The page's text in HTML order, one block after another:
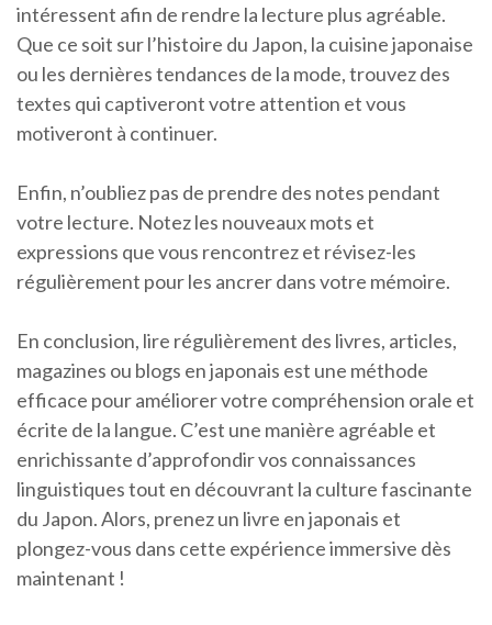
intéressent afin de rendre la lecture plus agréable.
Que ce soit sur l’histoire du Japon, la cuisine japonaise
ou les dernières tendances de la mode, trouvez des
textes qui captiveront votre attention et vous
motiveront à continuer.
Enfin, n’oubliez pas de prendre des notes pendant
votre lecture. Notez les nouveaux mots et
expressions que vous rencontrez et révisez-les
régulièrement pour les ancrer dans votre mémoire.
En conclusion, lire régulièrement des livres, articles,
magazines ou blogs en japonais est une méthode
efficace pour améliorer votre compréhension orale et
écrite de la langue. C’est une manière agréable et
enrichissante d’approfondir vos connaissances
linguistiques tout en découvrant la culture fascinante
du Japon. Alors, prenez un livre en japonais et
plongez-vous dans cette expérience immersive dès
maintenant !